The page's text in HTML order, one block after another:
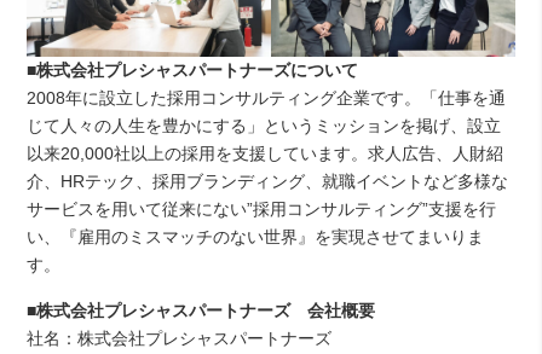
■株式会社プレシャスパートナーズについて
2008年に設立した採用コンサルティング企業です。「仕事を通
じて人々の人生を豊かにする」というミッションを掲げ、設立
以来20,000社以上の採用を支援しています。求人広告、人財紹
介、HRテック、採用ブランディング、就職イベントなど多様な
サービスを用いて従来にない”採用コンサルティング”支援を行
い、『雇用のミスマッチのない世界』を実現させてまいりま
す。
■株式会社プレシャスパートナーズ 会社概要
社名：株式会社プレシャスパートナーズ